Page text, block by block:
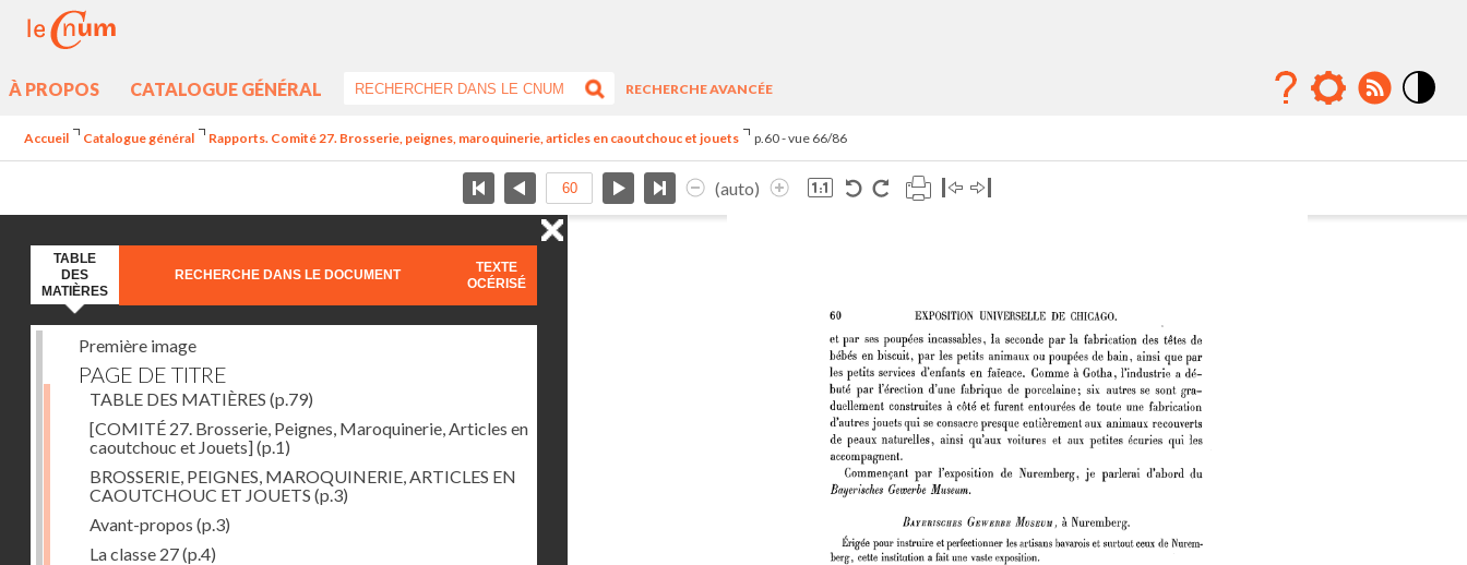
À PROPOS CATALOGUE GÉNÉRAL
RECHERCHE AVANCÉE
Accueil Catalogue général Rapports. Comité 27. Brosserie, peignes, maroquinerie, articles en caoutchouc et jouets p.60 - vue 66/86
(auto)
TABLE
DES
MATIÈRES
RECHERCHE DANS LE DOCUMENT
TEXTE
OCÉRISÉ
Première image
PAGE DE TITRE
TABLE DES MATIÈRES (p.79)
[COMITÉ 27. Brosserie, Peignes, Maroquinerie, Articles en
caoutchouc et Jouets](p.1)
BROSSERIE, PEIGNES, MAROQUINERIE, ARTICLES EN
CAOUTCHOUC ET JOUETS (p.3)
Avant-propos (p.3)
La classe 27(p.4)